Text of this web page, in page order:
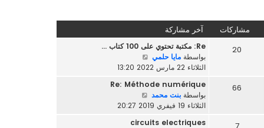
مشاركات آخر مشاركة
20
Re: مكتبة تحتوي على 100 كتاب …
بواسطة مايا حلمي
ا
د
خ
ر
الثلاثاء 22 مارس 2022 13:20
66
Re: Méthode numérique
بواسطة بنت محمد
ا
الثلاثاء 19 فيفري 2019 20:27
circuits electriques